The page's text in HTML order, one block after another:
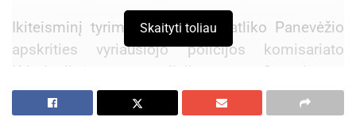
Ikiteisminį tyrimą šioje byloje atliko Panevėžio
apskrities vyriausiojo policijos komisariato
Kriminalinės policijos Organizuoto
nusikalstamumo tyrimo valdybos pareigūnai, o
Skaityti toliau